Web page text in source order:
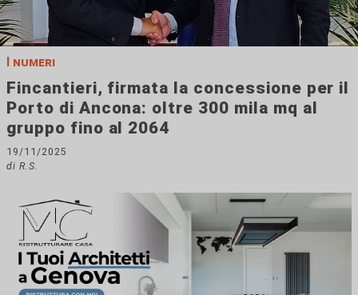
I numeri
Fincantieri, firmata la concessione per il
Porto di Ancona: oltre 300 mila mq al
gruppo fino al 2064
19/11/2025
di R.S.